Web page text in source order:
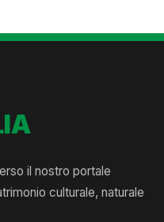
il nostro portale
culturale, naturale